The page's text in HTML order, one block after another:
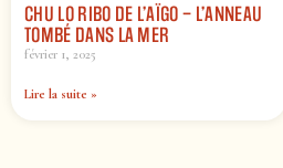
CHU LO RIBO DE L’AÏGO – L’ANNEAU
TOMBÉ DANS LA MER
février 1, 2025
Lire la suite »